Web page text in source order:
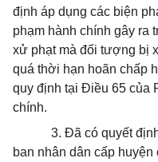
định áp dụng các biện
phạm hành chính gây ra
xử phạt mà đối tượng bị
quá thời hạn hoãn chấp
quy định tại Điều 65 của
chính.
3. Đã có quyết
ban nhân dân cấp